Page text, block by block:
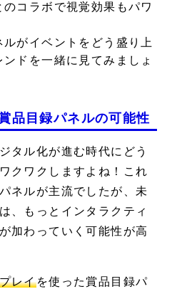
コラボで視覚効果もパワ
がイベントをどう盛り上
ドを一緒に見てみましょ
品目録パネルの可能性
タル化が進む時代にどう
クワクしますよね！これ
ネルが主流でしたが、未
、もっとインタラクティ
加わっていく可能性が高
レイを使った賞品目録パ